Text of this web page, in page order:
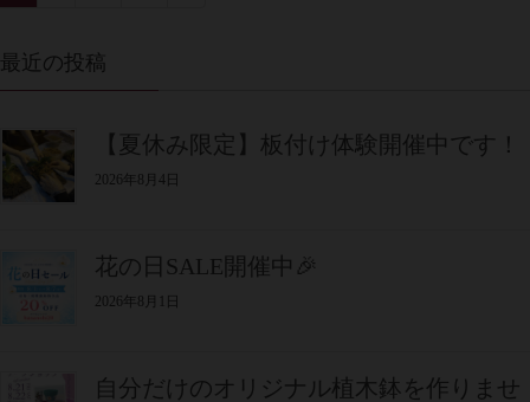
最近の投稿
【夏休み限定】板付け体験開催中です！
2026年8月4日
花の日SALE開催中🎉
2026年8月1日
自分だけのオリジナル植木鉢を作りませ